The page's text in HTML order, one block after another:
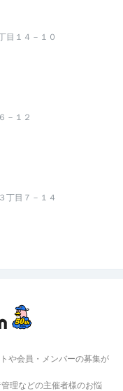
目１４－１０
－１２
丁目７－１４
や会員・メンバーの募集が
理などの主催者様のお悩